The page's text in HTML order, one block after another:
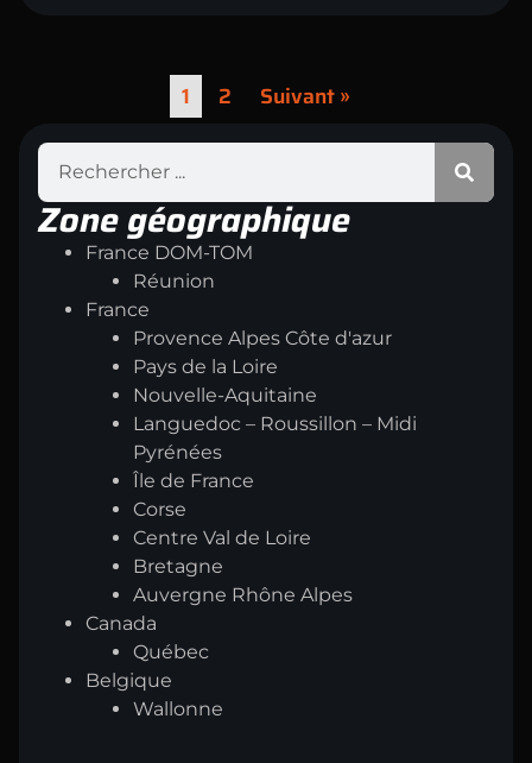
1 2 Suivant »
Zone géographique
France DOM-TOM
Réunion
France
Provence Alpes Côte d'azur
Pays de la Loire
Nouvelle-Aquitaine
Languedoc – Roussillon – Midi
Pyrénées
Île de France
Corse
Centre Val de Loire
Bretagne
Auvergne Rhône Alpes
Canada
Québec
Belgique
Wallonne